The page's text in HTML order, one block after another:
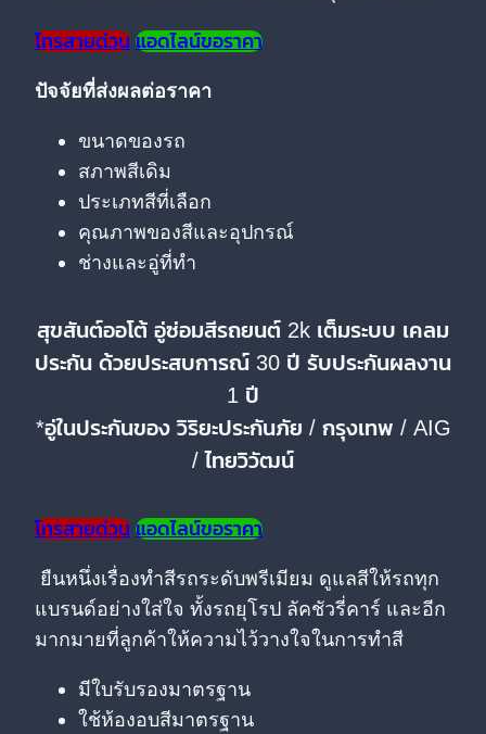
โทรสายด่วน แอดไลน์ขอราคา
ปัจจัยที่ส่งผลต่อราคา
ขนาดของรถ
สภาพสีเดิม
ประเภทสีที่เลือก
คุณภาพของสีและอุปกรณ์
ช่างและอู่ที่ทำ
สุขสันต์ออโต้ อู่ซ่อมสีรถยนต์ 2k เต็มระบบ เคลม
ประกัน ด้วยประสบการณ์ 30 ปี รับประกันผลงาน
1 ปี
*อู่ในประกันของ วิริยะประกันภัย / กรุงเทพ / AIG
/ ไทยวิวัฒน์
โทรสายด่วน แอดไลน์ขอราคา
ยืนหนึ่งเรื่องทำสีรถระดับพรีเมียม ดูแลสีให้รถทุก
แบรนด์อย่างใส่ใจ ทั้งรถยุโรป ลัคชัวรี่คาร์ และอีก
มากมายที่ลูกค้าให้ความไว้วางใจในการทำสี
มีใบรับรองมาตรฐาน
ใช้ห้องอบสีมาตรฐาน